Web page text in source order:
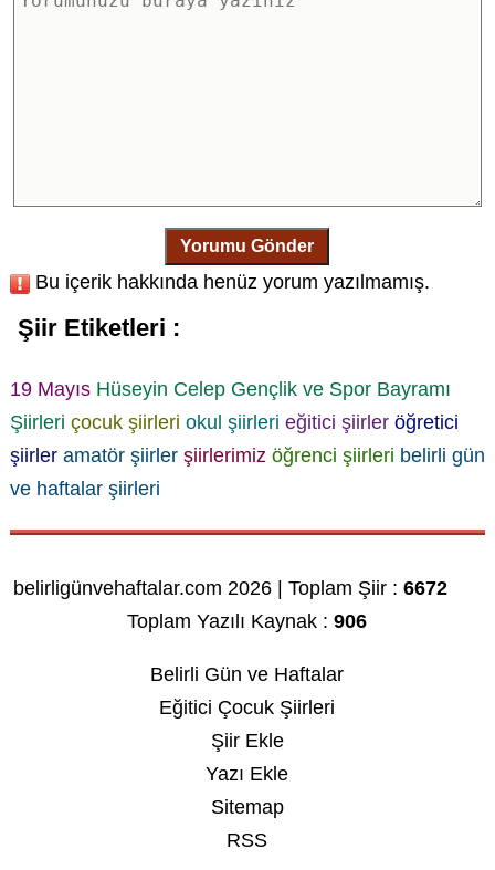
Yorumu Gönder
Bu içerik hakkında henüz yorum yazılmamış.
Şiir Etiketleri :
19 Mayıs Hüseyin Celep Gençlik ve Spor Bayramı
Şiirleri çocuk şiirleri okul şiirleri eğitici şiirler öğretici
şiirler amatör şiirler şiirlerimiz öğrenci şiirleri belirli gün
ve haftalar şiirleri
belirligünvehaftalar.com 2026 | Toplam Şiir :6672
Toplam Yazılı Kaynak :906
Belirli Gün ve Haftalar
Eğitici Çocuk Şiirleri
Şiir Ekle
Yazı Ekle
Sitemap
RSS